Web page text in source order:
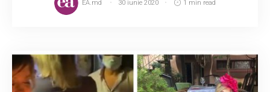
EA.md 30 iunie 2020 1 min read